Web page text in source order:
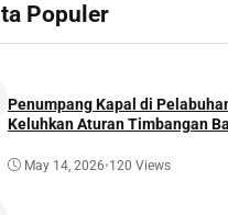
Lingkungan
Populer
Penumpang Kapal di
Keluhkan Aturan Timbangan
May 14, 2026•120 Views